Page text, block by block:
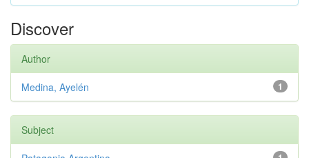
Discover
Author
1
Medina, Ayelén
Subject